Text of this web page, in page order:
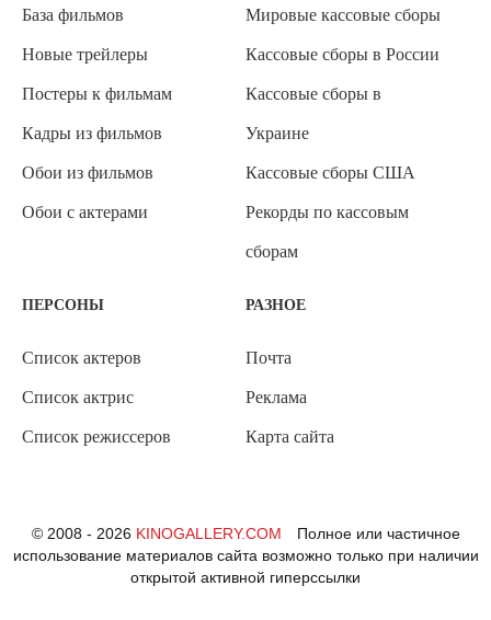
База фильмов
Новые трейлеры
Постеры к фильмам
Кадры из фильмов
Обои из фильмов
Обои с актерами
Мировые кассовые сборы
Кассовые сборы в России
Кассовые сборы в
Украине
Кассовые сборы США
Рекорды по кассовым
сборам
ПЕРСОНЫ
Список актеров
Список актрис
Список режиссеров
РАЗНОЕ
Почта
Реклама
Карта сайта
© 2008 - 2026 KINOGALLERY.COM
Полное или частичное
использование материалов сайта возможно только при наличии
открытой активной гиперссылки